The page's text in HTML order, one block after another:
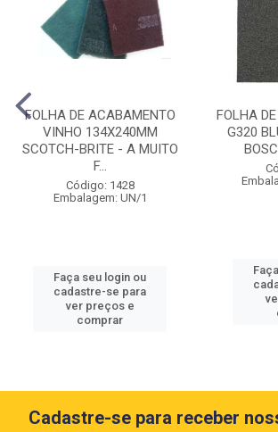
FOLHA DE ACABAMENTO
VINHO 134X240MM
SCOTCH-BRITE - A MUITO
F...
Código: 1428
Embalagem: UN/1
Faça seu login ou
cadastre-se para
ver preços e
comprar
FOLHA
G320
Cadastre-se para receber